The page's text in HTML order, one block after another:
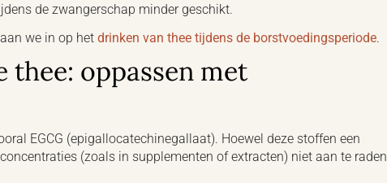
de zwangerschap minder geschikt.
we in op hetdrinken van thee tijdens de borstvoedingsperiode.
oppassen met
EGCG (epigallocatechinegallaat). Hoewel deze stoffen een
(zoals in supplementen of extracten) niet aan te raden